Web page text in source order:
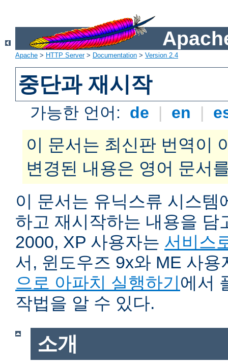
Apache > HTTP Server> Documentation > Version 2.4
중단과 재시작
가능한 언어: de | en |
이 문서는 최신판 번역이
변경된 내용은 영어 문서
이 문서는 유닉스류 시스템
하고 재시작하는 내용을 담
2000, XP 사용자는 서비스
서, 윈도우즈 9x와 ME 사
으로 아파치 실행하기에서
작법을 알 수 있다.
소개